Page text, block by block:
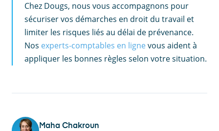
Chez Dougs, nous vous accompagnons pour
sécuriser vos démarches en droit du travail et
limiter les risques liés au délai de prévenance.
Nos experts-comptables en lignevous aident à
appliquer les bonnes règles selon votre situation.
Maha Chakroun